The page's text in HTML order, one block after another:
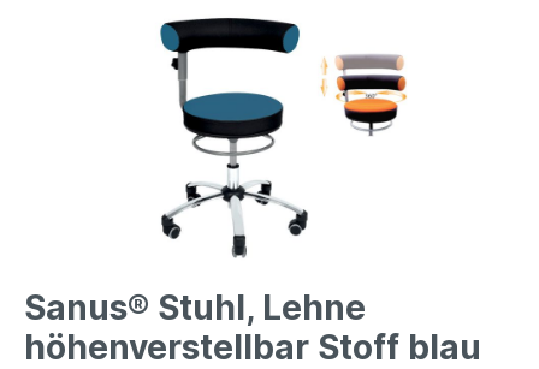
Sanus® Stuhl, Lehne
höhenverstellbar Stoff blau